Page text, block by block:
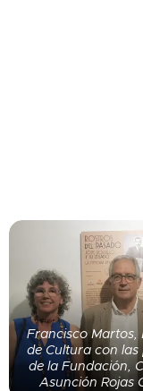
Francisco Martos,
de Cultura con
de la Fundación,
Asunción Rojas